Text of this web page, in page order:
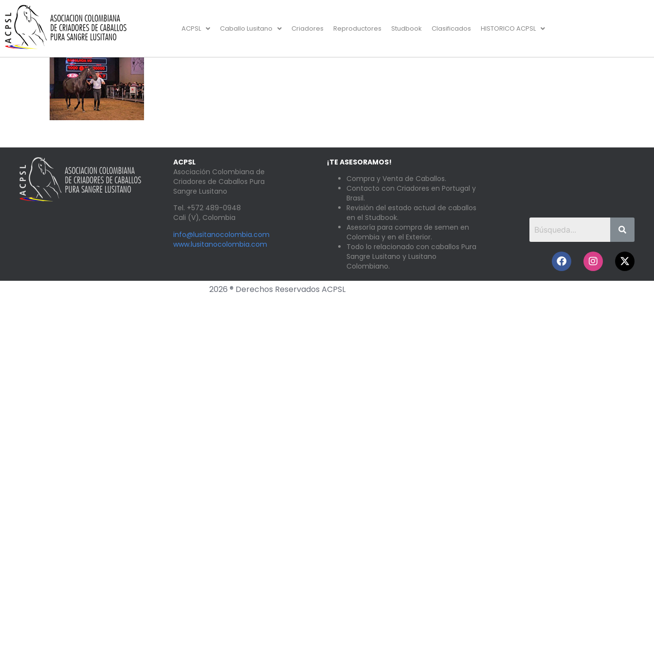
ACPSL Caballo Lusitano Criadores Reproductores Studbook Clasificados HISTORICO ACPSL
ACPSL
Asociación Colombiana de
Criadores de Caballos Pura
Sangre Lusitano
Tel. +572 489-0948
Cali (V), Colombia
info@lusitanocolombia.com
www.lusitanocolombia.com
¡TE ASESORAMOS!
Compra y Venta de Caballos.
Contacto con Criadores en Portugal y
Brasil.
Revisión del estado actual de caballos
en el Studbook.
Asesoría para compra de semen en
Colombia y en el Exterior.
Todo lo relacionado con caballos Pura
Sangre Lusitano y Lusitano
Colombiano.
2026 ® Derechos Reservados ACPSL